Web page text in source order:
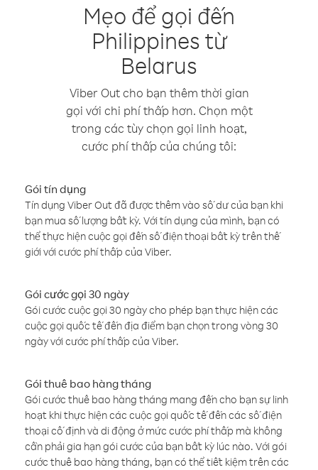
Mẹo để gọi đến
Philippines từ
Belarus
Viber Out cho bạn thêm thời gian
gọi với chi phí thấp hơn. Chọn một
trong các tùy chọn gọi linh hoạt,
cước phí thấp của chúng tôi:
Gói tín dụng
Tín dụng Viber Out đã được thêm vào số dư của bạn khi
bạn mua số lượng bất kỳ. Với tín dụng của mình, bạn có
thể thực hiện cuộc gọi đến số điện thoại bất kỳ trên thế
giới với cước phí thấp của Viber.
Gói cước gọi 30 ngày
Gói cước cuộc gọi 30 ngày cho phép bạn thực hiện các
cuộc gọi quốc tế đến địa điểm bạn chọn trong vòng 30
ngày với cước phí thấp của Viber.
Gói thuê bao hàng tháng
Gói cước thuê bao hàng tháng mang đến cho bạn sự linh
hoạt khi thực hiện các cuộc gọi quốc tế đến các số điện
thoại cố định và di động ở mức cước phí thấp mà không
cần phải gia hạn gói cước của bạn bất kỳ lúc nào. Với gói
cước thuê bao hàng tháng, bạn có thể tiết kiệm trên các